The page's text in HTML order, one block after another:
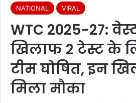
NATIONAL VIRAL
WTC 2025-27:
खिलाफ 2 टेस्ट के
टीम घोषित, इन
मिला मौका